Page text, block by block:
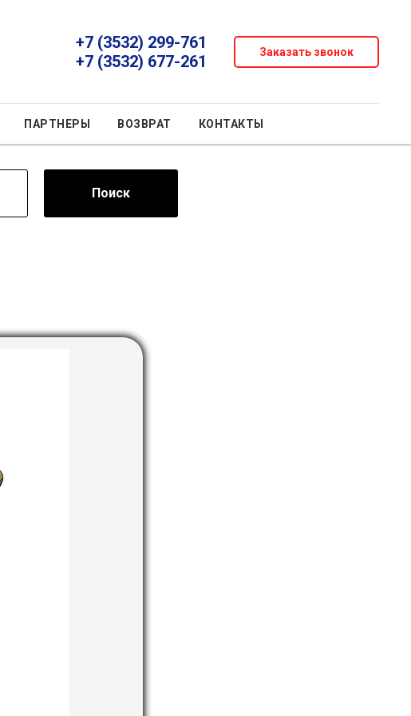
+7 (3532) 299-761
+7 (3532) 677-261
Заказать звонок
ПАРТНЕРЫ ВОЗВРАТ КОНТАКТЫ
Поиск